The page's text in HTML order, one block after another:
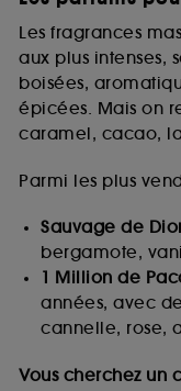
Les fragrances
aux plus intenses,
boisées,
épicées. Mais on
caramel, cacao,
Parmi les plus
Sauvage de
bergamote,
1 Million de
années, avec
cannelle, rose,
Vous cherchez un